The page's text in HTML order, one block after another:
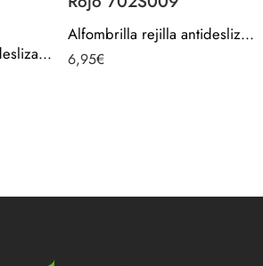
Alfombrilla lisa antideslizante multiusos, protector base para cajones o armarios – yoga fitness Azul 707S003
Alfombrilla rejilla antideslizante multiusos, protector base para cajones o armarios – Rojo 702S009
6,95€